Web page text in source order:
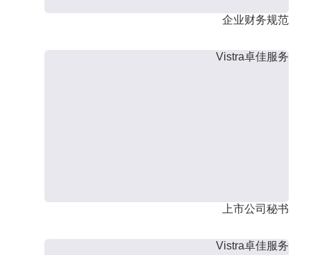
企业财务规范
Vistra卓佳服务
上市公司秘书
Vistra卓佳服务